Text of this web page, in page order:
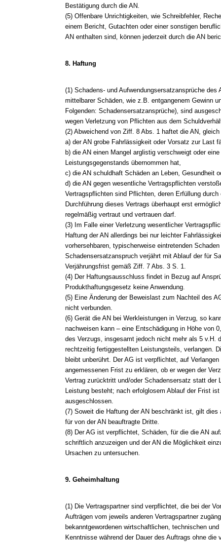
Bestätigung durch die AN.
(5) Offenbare Unrichtigkeiten, wie Schreibfehler,
einem Bericht, Gutachten oder einer sonstigen
AN enthalten sind, können jederzeit durch die AN
8. Haftung
(1) Schadens- und Aufwendungsersatzansprüche des
mittelbarer Schäden, wie z.B. entgangenem Gewinn
Folgenden: Schadensersatzansprüche), sind
wegen Verletzung von Pflichten aus dem
(2) Abweichend von Ziff. 8 Abs. 1 haftet die AN,
a) der AN grobe Fahrlässigkeit oder Vorsatz zur Last
b) die AN einen Mangel arglistig verschweigt oder
Leistungsgegenstands übernommen hat,
c) die AN schuldhaft Schäden an Leben, Gesundheit
d) die AN gegen wesentliche Vertragspflichten
Vertragspflichten sind Pflichten, deren Erfüllung durch
Durchführung dieses Vertrags überhaupt erst
regelmäßig vertraut und vertrauen darf.
(3) Im Falle einer Verletzung wesentlicher
Haftung der AN allerdings bei nur leichter
vorhersehbaren, typischerweise eintretenden
Schadensersatzanspruch verjährt mit Ablauf der für
Verjährungsfrist gemäß Ziff. 7 Abs. 3 S. 1.
(4) Der Haftungsausschluss findet in Bezug auf
Produkthaftungsgesetz keine Anwendung.
(5) Eine Änderung der Beweislast zum Nachteil des
nicht verbunden.
(6) Gerät die AN bei Werkleistungen in Verzug, so
nachweisen kann – eine Entschädigung in Höhe von
des Verzugs, insgesamt jedoch nicht mehr als 5 v.H.
rechtzeitig fertiggestellten Leistungsteils, verlangen.
bleibt unberührt. Der AG ist verpflichtet, auf
angemessenen Frist zu erklären, ob er wegen der
Vertrag zurücktritt und/oder Schadensersatz statt der
Leistung besteht; nach erfolglosem Ablauf der Frist
ausgeschlossen.
(7) Soweit die Haftung der AN beschränkt ist, gilt dies
für von der AN beauftragte Dritte.
(8) Der AG ist verpflichtet, Schäden, für die die AN
schriftlich anzuzeigen und der AN die Möglichkeit
Ursachen zu untersuchen.
9. Geheimhaltung
(1) Die Vertragspartner sind verpflichtet, die bei der
Aufträgen vom jeweils anderen Vertragspartner
bekanntgewordenen wirtschaftlichen, technischen
Kenntnisse während der Dauer des Auftrags ohne